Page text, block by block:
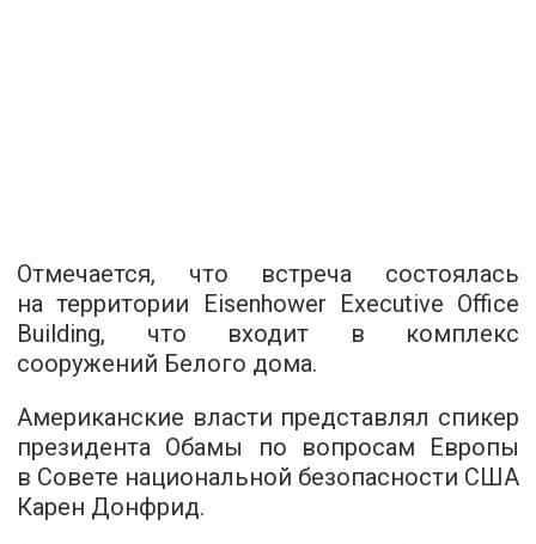
Отмечается, что встреча состоялась
на территории Eisenhower Executive Office
Building, что входит в комплекс
сооружений Белого дома.
Американские власти представлял спикер
президента Обамы по вопросам Европы
в Совете национальной безопасности США
Карен Донфрид.